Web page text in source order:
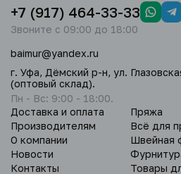
Доставка и оплата
Производителям
О компании
Новости
Контакты
Пряжа
Всё для
Швейная
Товары
+7 (917) 464-33-33
Звоните с 09:00 до 18:00
baimur@yandex.ru
г. Уфа, Дёмский р-н, ул.
(оптовый склад).
Пн - Вс: 9:00 - 18:00.